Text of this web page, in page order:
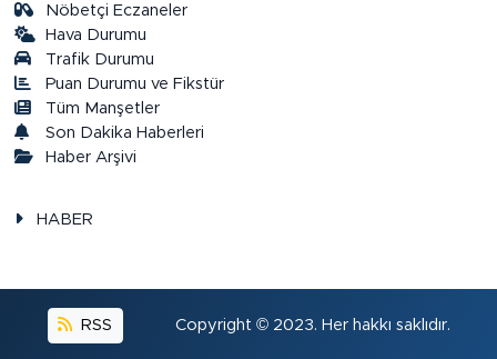
Nöbetçi Eczaneler
Hava Durumu
Trafik Durumu
Puan Durumu ve Fikstür
Tüm Manşetler
Son Dakika Haberleri
Haber Arşivi
HABER
RSS Copyright © 2023. Her hakkı saklıdır.